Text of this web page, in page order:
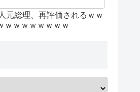
元総理、再評価されるｗｗ
ｗｗｗｗｗｗｗｗ